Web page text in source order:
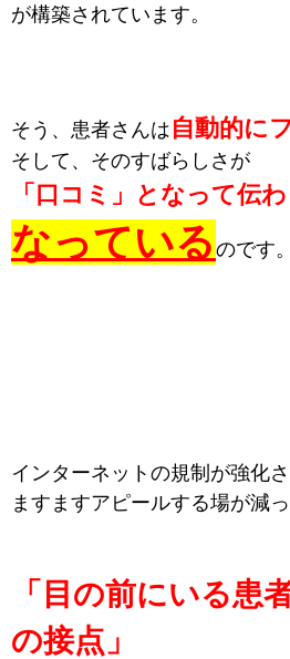
が構築されています。
そう、患者さんは 自動的に
そして、そのすばらしさが
「口コミ」となって伝
なっている のです。
インターネットの規制が強化さ
ますますアピールする場が減っ
「目の前にいる患
の接点」